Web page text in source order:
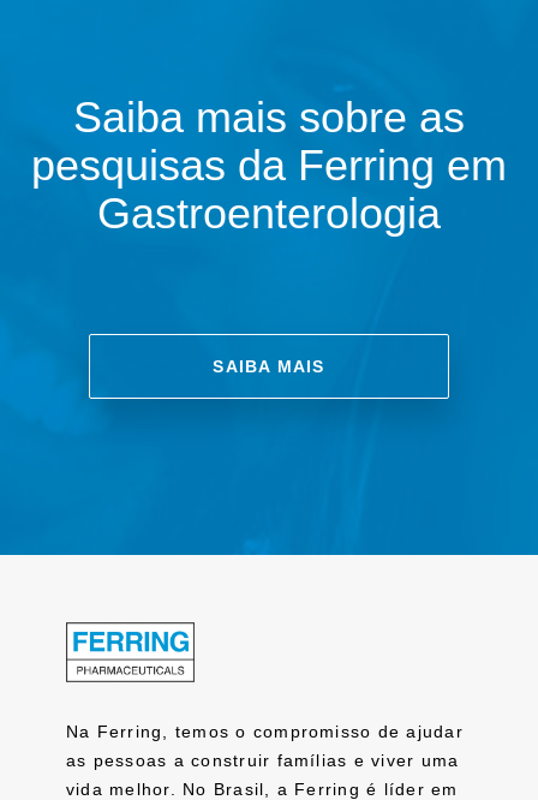
Saiba mais sobre as
pesquisas da Ferring em
Gastroenterologia
SAIBA MAIS
Na Ferring, temos o compromisso de ajudar
as pessoas a construir famílias e viver uma
vida melhor. No Brasil, a Ferring é líder em